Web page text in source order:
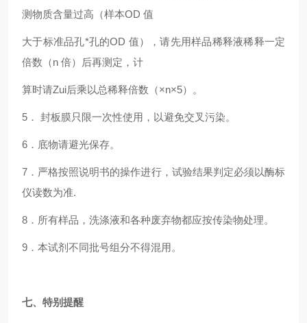
测物质含量过高（样本OD 值
大于标准品孔*孔的OD 值），请先用样品稀释液稀释一定
倍数（n 倍）后再测定，计
算时请Zui后乘以总稀释倍数（×n×5）。
5 ． 封板膜只限一次性使用，以避免交叉污染。
6 ．底物请避光保存。
7 ．严格按照说明书的操作进行，试验结果判定必须以酶标
仪读数为准.
8 ．所有样品，洗涤液和各种废弃物都应按传染物处理。
9 ．本试剂不同批号组分不得混用。
七、特别提醒